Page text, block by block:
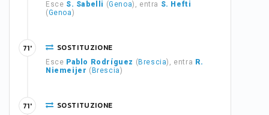
Esce S. Sabelli (Genoa), entra S. Hefti
(Genoa)
SOSTITUZIONE
Esce Pablo Rodríguez ( Brescia), entra R.
Niemeijer ( Brescia)
71'
SOSTITUZIONE
71'